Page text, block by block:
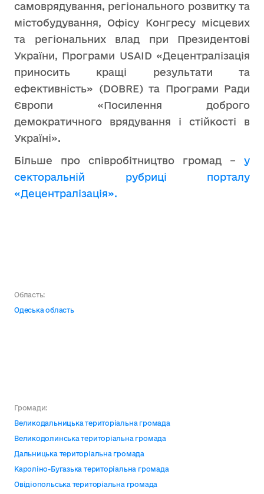
самоврядування, регіонального розвитку та
містобудування, Офісу Конгресу місцевих
та регіональних влад при Президентові
України, Програми USAID «Децентралізація
приносить кращі результати та
ефективність» (DOBRE) та Програми Ради
Європи «Посилення доброго
демократичного врядування і cтійкості в
Україні».
Більше про співробітництво громад – у
секторальній рубриці порталу
«Децентралізація».
Область:
Одеська область
Громади:
Великодальницька територіальна громада
Великодолинська територіальна громада
Дальницька територіальна громада
Кароліно-Бугазька територіальна громада
Овідіопольська територіальна громада